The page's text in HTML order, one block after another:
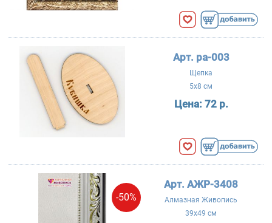
Арт. ра-003
Щепка
5x8 см
Цена: 72 р.
-50%
Арт. АЖР-3408
Алмазная Живопись
39x49 см